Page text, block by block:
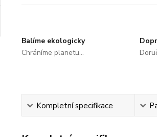
Balíme ekologicky
Chráníme planetu...
Kompletní specifikace